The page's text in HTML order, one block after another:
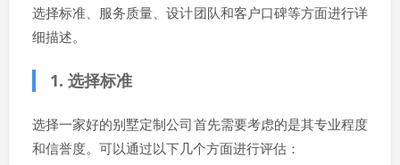
选择标准、服务质量、设计团队和客户口碑等方面进行详
细描述。
1. 选择标准
选择一家好的别墅定制公司首先需要考虑的是其专业程度
和信誉度。可以通过以下几个方面进行评估：